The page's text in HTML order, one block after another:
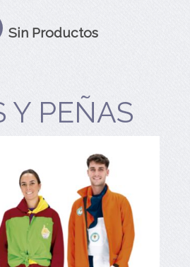
Sin Productos
Y PEÑAS